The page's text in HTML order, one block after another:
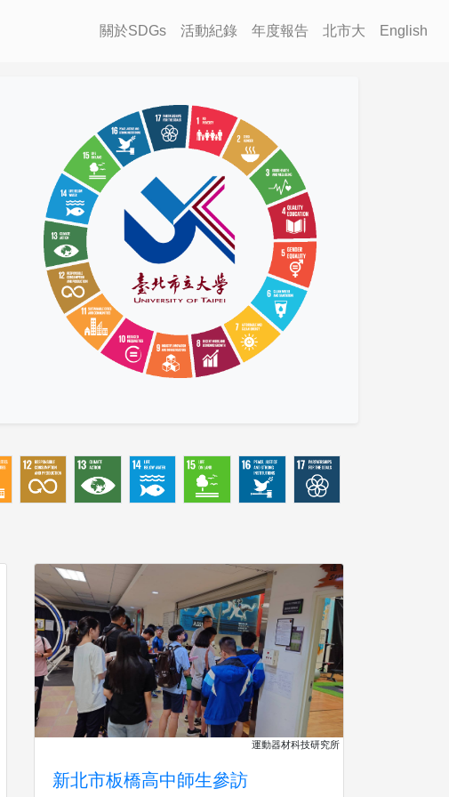
關於SDGs 活動紀錄 年度報告 北市大 English
運動器材科技研究所
新北市板橋高中師生參訪